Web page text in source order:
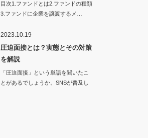
目次1.ファンドとは2.ファンドの種類
3.ファンドに企業を譲渡するメ…
2023.10.19
圧迫面接とは？実態とその対策
を解説
「圧迫面接」という単語を聞いたこ
とがあるでしょうか。SNSが普及し